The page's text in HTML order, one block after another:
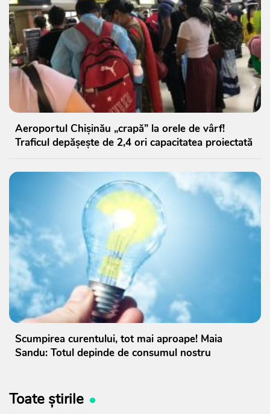
Aeroportul Chișinău „crapă” la orele de vârf!
Traficul depășește de 2,4 ori capacitatea proiectată
Scumpirea curentului, tot mai aproape! Maia
Sandu: Totul depinde de consumul nostru
Toate știrile